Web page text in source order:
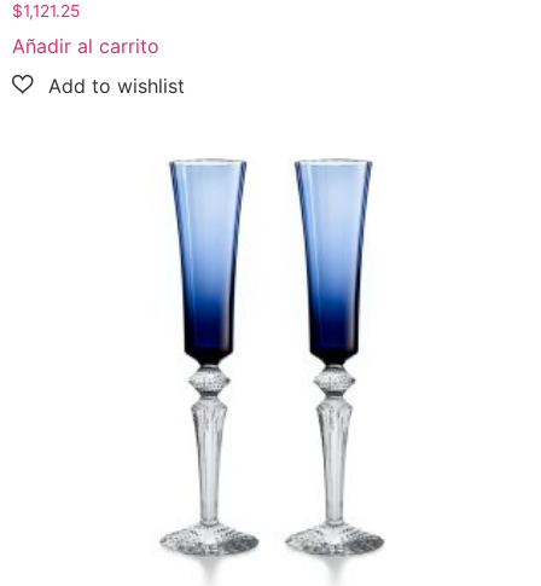
$1,121.25
Añadir al carrito